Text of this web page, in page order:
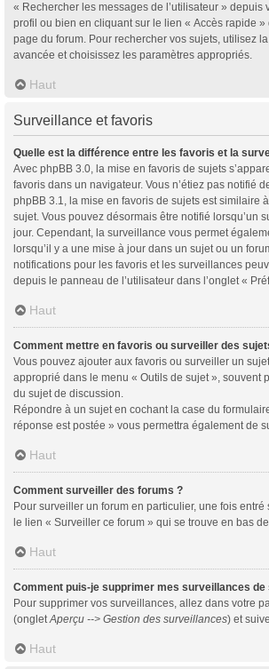
« Rechercher les messages de l’utilisateur » depuis
profil ou bien en cliquant sur le lien « Accès rapide »
page du forum. Pour rechercher vos sujets, utilisez
avancée et choisissez les paramètres appropriés.
Haut
Surveillance et favoris
Quelle est la différence entre les favoris et la
Avec phpBB 3.0, la mise en favoris de sujets
favoris dans un navigateur. Vous n’étiez pas notifié
phpBB 3.1, la mise en favoris de sujets est similaire
sujet. Vous pouvez désormais être notifié lorsqu’un
jour. Cependant, la surveillance vous permet
lorsqu’il y a une mise à jour dans un sujet ou un
notifications pour les favoris et les surveillances
depuis le panneau de l’utilisateur dans l’onglet «
Haut
Comment mettre en favoris ou surveiller des
Vous pouvez ajouter aux favoris ou surveiller un
approprié dans le menu « Outils de sujet », souvent
du sujet de discussion.
Répondre à un sujet en cochant la case du
réponse est postée » vous permettra également de
Haut
Comment surveiller des forums ?
Pour surveiller un forum en particulier, une fois
le lien « Surveiller ce forum » qui se trouve en bas
Haut
Comment puis-je supprimer mes surveillances de
Pour supprimer vos surveillances, allez dans votre
(ongletAperçu --> Gestion des surveillances) et
Haut